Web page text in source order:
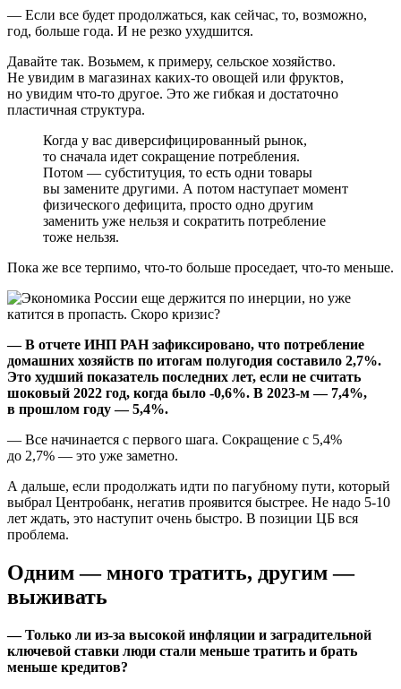
— Если все будет продолжаться, как сейчас, то, возможно,
год, больше года. И не резко ухудшится.
Давайте так. Возьмем, к примеру, сельское хозяйство.
Не увидим в магазинах каких-то овощей или фруктов,
но увидим что-то другое. Это же гибкая и достаточно
пластичная структура.
Когда у вас диверсифицированный рынок,
то сначала идет сокращение потребления.
Потом — субституция, то есть одни товары
вы замените другими. А потом наступает момент
физического дефицита, просто одно другим
заменить уже нельзя и сократить потребление
тоже нельзя.
Пока же все терпимо, что-то больше проседает, что-то меньше.
— В отчете ИНП РАН зафиксировано, что потребление
домашних хозяйств по итогам полугодия составило 2,7%.
Это худший показатель последних лет, если не считать
шоковый 2022 год, когда было -0,6%. В 2023-м — 7,4%,
в прошлом году — 5,4%.
— Все начинается с первого шага. Сокращение с 5,4%
до 2,7% — это уже заметно.
А дальше, если продолжать идти по пагубному пути, который
выбрал Центробанк, негатив проявится быстрее. Не надо 5-10
лет ждать, это наступит очень быстро. В позиции ЦБ вся
проблема.
Одним — много тратить, другим —
выживать
— Только ли из-за высокой инфляции и заградительной
ключевой ставки люди стали меньше тратить и брать
меньше кредитов?